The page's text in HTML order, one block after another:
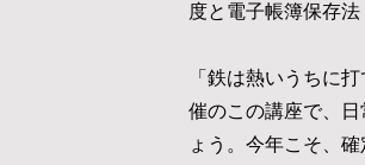
度と電子帳簿保存
「鉄は熱いうちに
催のこの講座で、
ょう。今年こそ、